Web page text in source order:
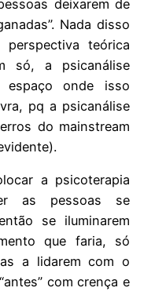
deixarem de
Nada disso
teórica
só, a psicanálise
espaço onde isso
pq a psicanálise
do mainstream
a psicoterapia
as pessoas se
se iluminarem
que faria, só
a lidarem com o
com crença e